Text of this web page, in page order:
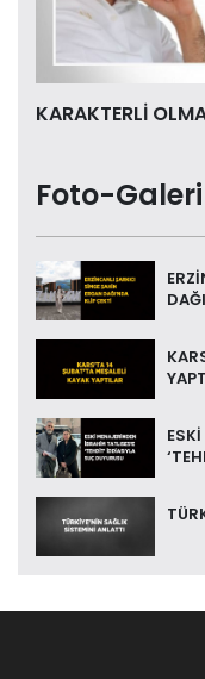
KARAKTERLİ
Foto-Galeri